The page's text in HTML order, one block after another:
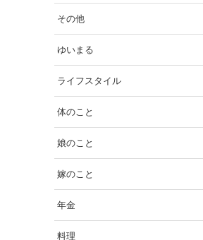
その他
ゆいまる
ライフスタイル
体のこと
娘のこと
嫁のこと
年金
料理